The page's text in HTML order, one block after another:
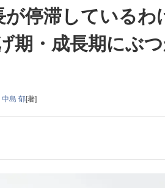
が停滞している
期・成長期にぶ
島 郁[著]